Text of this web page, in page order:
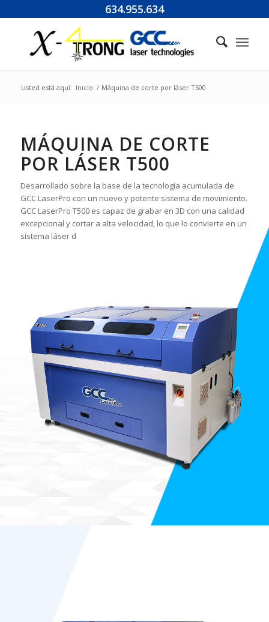
este
634.955.634
Usted está aquí: Inicio / Máquina de corte por láser T500
MÁQUINA DE CORTE
POR LÁSER T500
Desarrollado sobre la base de la tecnología acumulada de
GCC LaserPro con un nuevo y potente sistema de movimiento.
GCC LaserPro T500 es capaz de grabar en 3D con una calidad
excepcional y cortar a alta velocidad, lo que lo convierte en un
sistema láser d